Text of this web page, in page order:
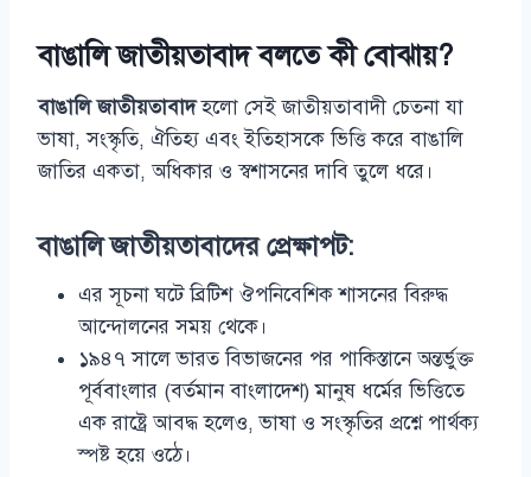
বাঙালি জাতীয়তাবাদবলতে কী বোঝায়?
বাঙালি জাতীয়তাবাদহলো সেই জাতীয়তাবাদী চেতনা যা
ভাষা, সংস্কৃতি, ঐতিহ্য এবং ইতিহাসকে ভিত্তি করে বাঙালি
জাতির একতা, অধিকার ও স্বশাসনের দাবি তুলে ধরে।
বাঙালি জাতীয়তাবাদের প্রেক্ষাপট:
এর সূচনা ঘটে ব্রিটিশ ঔপনিবেশিক শাসনের বিরুদ্ধ
আন্দোলনের সময় থেকে।
১৯৪৭ সালে ভারত বিভাজনের পর পাকিস্তানে অন্তর্ভুক্ত
পূর্ববাংলার (বর্তমান বাংলাদেশ) মানুষ ধর্মের ভিত্তিতে
এক রাষ্ট্রে আবদ্ধ হলেও, ভাষা ও সংস্কৃতির প্রশ্নে পার্থক্য
স্পষ্ট হয়ে ওঠে।